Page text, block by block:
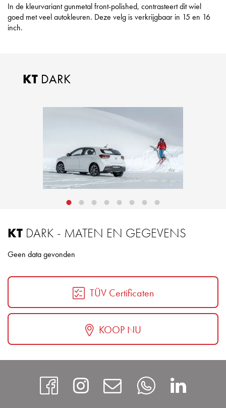
In de kleurvariant gunmetal front-polished, contrasteert dit wiel
goed met veel autokleuren. Deze velg is verkrijgbaar in 15 en 16
inch.
KT DARK
KT DARK - MATEN EN GEGEVENS
Geen data gevonden
TÜV Certificaten
KOOP NU
https://
Instagram
Contact